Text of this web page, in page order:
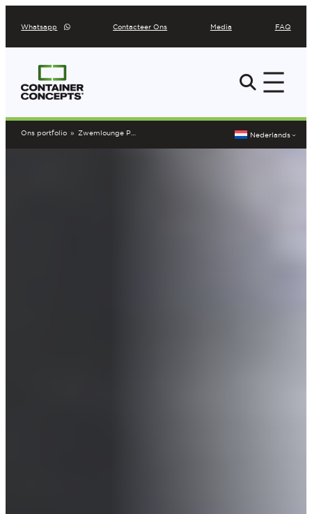
naar
inhoud
Whatsapp Contacteer Ons Media FAQ
Ons portfolio » Zwemlounge Puurs Nederlands